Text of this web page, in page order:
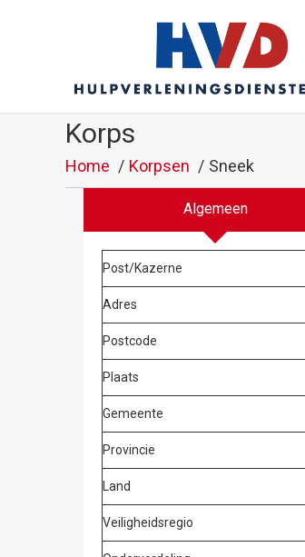
Korps
Home Korpsen Sneek
Algemeen
Post/Kazerne
Adres
Postcode
Plaats
Gemeente
Provincie
Land
Veiligheidsregio